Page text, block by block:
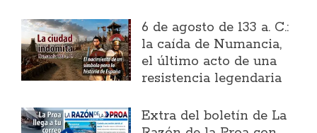
6 de agosto de 133 a. C.:
la caída de Numancia,
el último acto de una
resistencia legendaria
Extra del boletín de La